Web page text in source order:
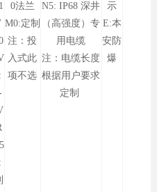
0法兰
M0:定制
注：投
入式此
项不选
N5: IP68 深井
（高强度）专
用电缆
注：电缆长度
根据用户要求
定制
示
E:本
安防
爆